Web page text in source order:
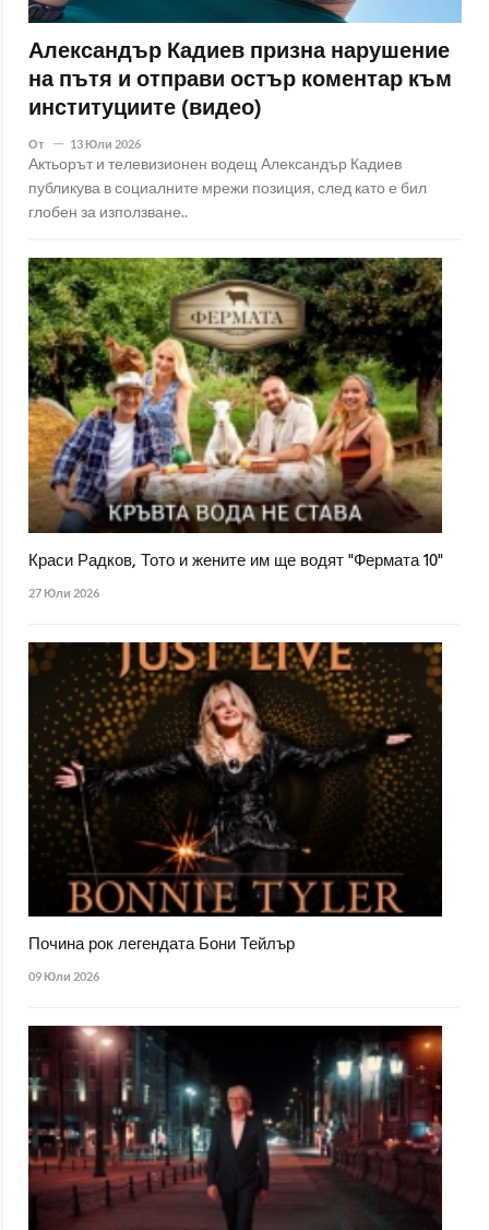
Александър Кадиев призна нарушение
на пътя и отправи остър коментар към
институциите (видео)
От 13 Юли 2026
Актьорът и телевизионен водещ Александър Кадиев
публикува в социалните мрежи позиция, след като е бил
глобен за използване..
Краси Радков, Тото и жените им ще водят "Фермата 10"
27 Юли 2026
Почина рок легендата Бони Тейлър
09 Юли 2026